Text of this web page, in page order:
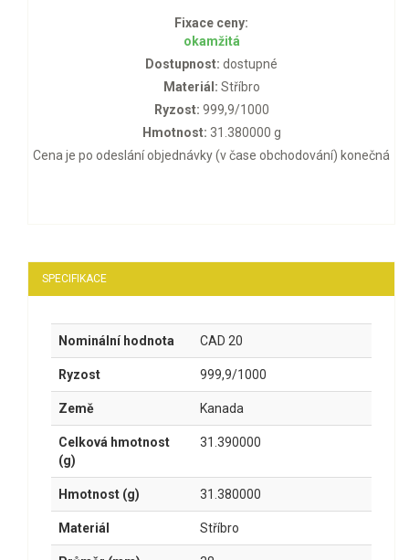
Fixace ceny:
okamžitá
Dostupnost: dostupné
Materiál: Stříbro
Ryzost: 999,9/1000
Hmotnost: 31.380000 g
Cena je po odeslání objednávky (v čase obchodování) konečná
SPECIFIKACE
Nominální hodnota CAD 20
Ryzost 999,9/1000
Země Kanada
Celková hmotnost
(g)
31.390000
Hmotnost (g) 31.380000
Materiál Stříbro